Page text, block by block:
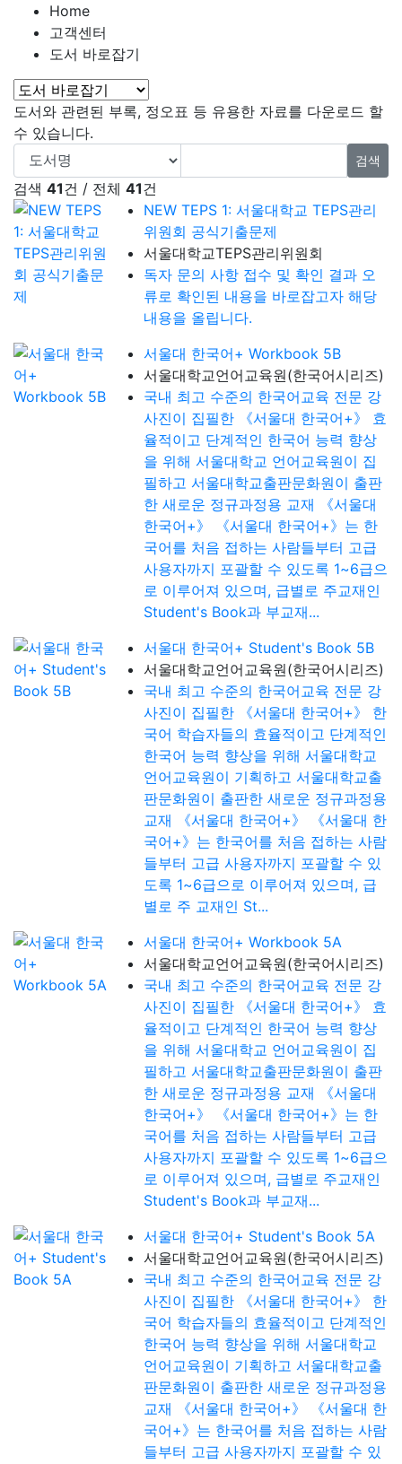
Home
고객센터
도서 바로잡기
도서와 관련된 부록, 정오표 등 유용한 자료를 다운로드 할
수 있습니다.
검색
검색 41건 / 전체 41건
NEW TEPS 1: 서울대학교 TEPS관리
위원회 공식기출문제
서울대학교TEPS관리위원회
독자 문의 사항 접수 및 확인 결과 오
류로 확인된 내용을 바로잡고자 해당
내용을 올립니다.
서울대 한국어+ Workbook 5B
서울대학교언어교육원(한국어시리즈)
국내 최고 수준의 한국어교육 전문 강
사진이 집필한 《서울대 한국어+》 효
율적이고 단계적인 한국어 능력 향상
을 위해 서울대학교 언어교육원이 집
필하고 서울대학교출판문화원이 출판
한 새로운 정규과정용 교재 《서울대
한국어+》 《서울대 한국어+》는 한
국어를 처음 접하는 사람들부터 고급
사용자까지 포괄할 수 있도록 1~6급으
로 이루어져 있으며, 급별로 주교재인
Student's Book과 부교재...
서울대 한국어+ Student's Book 5B
서울대학교언어교육원(한국어시리즈)
국내 최고 수준의 한국어교육 전문 강
사진이 집필한 《서울대 한국어+》 한
국어 학습자들의 효율적이고 단계적인
한국어 능력 향상을 위해 서울대학교
언어교육원이 기획하고 서울대학교출
판문화원이 출판한 새로운 정규과정용
교재 《서울대 한국어+》 《서울대 한
국어+》는 한국어를 처음 접하는 사람
들부터 고급 사용자까지 포괄할 수 있
도록 1~6급으로 이루어져 있으며, 급
별로 주 교재인 St...
서울대 한국어+ Workbook 5A
서울대학교언어교육원(한국어시리즈)
국내 최고 수준의 한국어교육 전문 강
사진이 집필한 《서울대 한국어+》 효
율적이고 단계적인 한국어 능력 향상
을 위해 서울대학교 언어교육원이 집
필하고 서울대학교출판문화원이 출판
한 새로운 정규과정용 교재 《서울대
한국어+》 《서울대 한국어+》는 한
국어를 처음 접하는 사람들부터 고급
사용자까지 포괄할 수 있도록 1~6급으
로 이루어져 있으며, 급별로 주교재인
Student's Book과 부교재...
서울대 한국어+ Student's Book 5A
서울대학교언어교육원(한국어시리즈)
국내 최고 수준의 한국어교육 전문 강
사진이 집필한 《서울대 한국어+》 한
국어 학습자들의 효율적이고 단계적인
한국어 능력 향상을 위해 서울대학교
언어교육원이 기획하고 서울대학교출
판문화원이 출판한 새로운 정규과정용
교재 《서울대 한국어+》 《서울대 한
국어+》는 한국어를 처음 접하는 사람
들부터 고급 사용자까지 포괄할 수 있